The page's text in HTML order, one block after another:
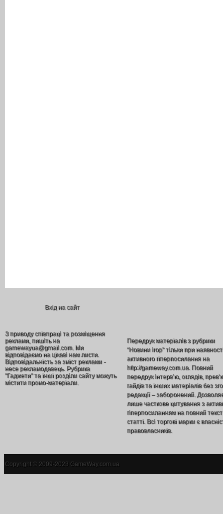
Вхід на сайт
З приводу співпраці та розміщення
реклами, пишіть на
gamewayua@gmail.com. Ми
відповідаємо на цікаві нам листи.
Відповідальність за зміст реклами -
несе рекламодавець. Рубрика
"Гаджети" та інші розділи сайту можуть
містити промо-матеріали.
Передрук матеріалів з рубрики
“Новини ігор” тільки при
активного гіперпосилання на
http://gameway.com.ua. Повний
передрук інтерв’ю, оглядів,
гайдів та інших матеріалів без
редакції – заборонений.
лише часткове цитування з
гіперпосиланням на повний текст
статті. Всі торгові марки є
правовласників.
Copyright © 2009-2023 GameWay.com.ua